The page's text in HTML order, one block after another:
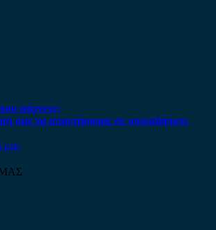
ψάχνετε;
σας να απαντήσουμε σε οποιαδήποτε
μας